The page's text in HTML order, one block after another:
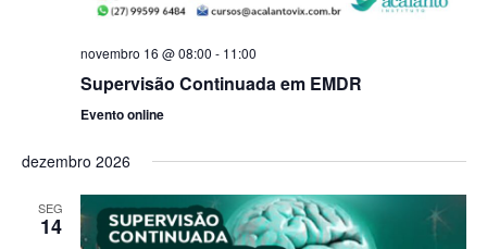
novembro 16 @ 08:00 - 11:00
Supervisão Continuada em EMDR
Evento online
dezembro 2026
SEG
14